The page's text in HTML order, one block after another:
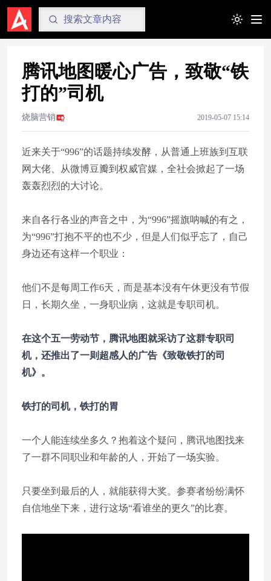
Toggle
腾讯地图暖心广告，致敬“铁
打的”司机
烧脑营销 2019-05-07 15:14
近来关于“996”的话题持续发酵，从普通上班族到互联
网大佬、从微博豆瓣到权威官媒，全社会掀起了一场
轰轰烈烈的大讨论。
来自各行各业的声音之中，为“996”摇旗呐喊的有之，
为“996”打抱不平的也不少，但是人们似乎忘了，自己
身边还有这样一个职业：
他们不是每周工作6天，而是基本没有午休更没有节假
日，长期久坐，一身职业病，这就是专职司机。
在这个五一劳动节，腾讯地图就采访了这群专职司
机，还推出了一则超感人的广告《致敬铁打的司
机》。
铁打的司机，铁打的胃
一个人能连续坐多久？抱着这个疑问，腾讯地图找来
了一群不同职业和年龄的人，开始了一场实验。
只要坐到最后的人，就能获得大奖。参赛者纷纷满怀
自信地坐下来，进行这场“看谁坐的更久”的比赛。